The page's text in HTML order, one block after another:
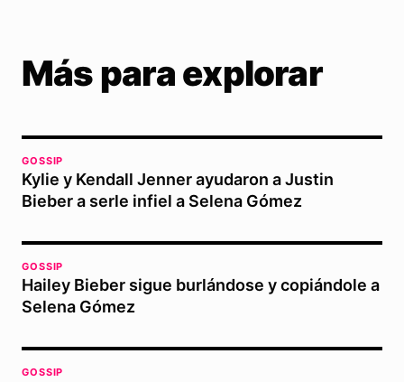
Más para explorar
GOSSIP
Kylie y Kendall Jenner ayudaron a Justin
Bieber a serle infiel a Selena Gómez
GOSSIP
Hailey Bieber sigue burlándose y copiándole a
Selena Gómez
GOSSIP